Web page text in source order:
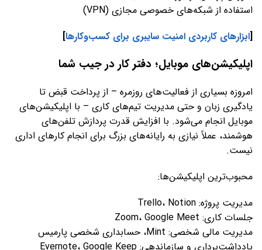
استفاده از شبکه‌های خصوصی مجازی (VPN)
[ابزارهای کاربردی امنیت سایبری برای کسب‌وکارها]
اپلیکیشن‌های موبایل؛ دفتر کار در جیب شما
امروزه بسیاری از فعالیت‌های روزمره – از پرداخت قبض تا
یادگیری زبان و حتی مدیریت تیم‌های کاری – با اپلیکیشن‌های
موبایل انجام می‌شود. با افزایش قدرت پردازش تلفن‌های
هوشمند، عملاً نیازی به رایانه‌های بزرگ برای انجام کارهای اداری
نیست.
محبوب‌ترین اپلیکیشن‌ها:
مدیریت پروژه: Trello، Notion
جلسات کاری: Zoom، Google Meet
مدیریت مالی شخصی: Mint، حسابداری شخصی پارمیس
یادداشت‌برداری و سازماندهی: Evernote، Google Keep